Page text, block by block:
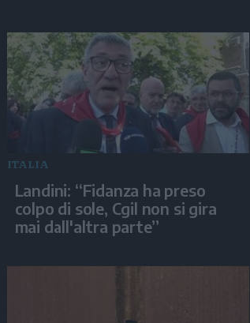
ITALIA
Landini: “Fidanza ha preso
colpo di sole, Cgil non si gira
mai dall'altra parte”